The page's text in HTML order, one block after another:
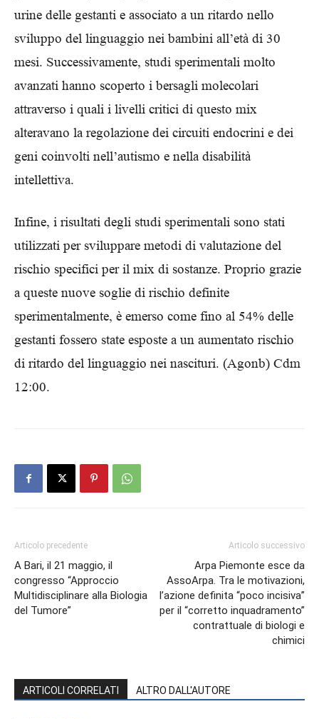
urine delle gestanti e associato a un ritardo nello
sviluppo del linguaggio nei bambini all’età di 30
mesi. Successivamente, studi sperimentali molto
avanzati hanno scoperto i bersagli molecolari
attraverso i quali i livelli critici di questo mix
alteravano la regolazione dei circuiti endocrini e dei
geni coinvolti nell’autismo e nella disabilità
intellettiva.
Infine, i risultati degli studi sperimentali sono stati
utilizzati per sviluppare metodi di valutazione del
rischio specifici per il mix di sostanze. Proprio grazie
a queste nuove soglie di rischio definite
sperimentalmente, è emerso come fino al 54% delle
gestanti fossero state esposte a un aumentato rischio
di ritardo del linguaggio nei nascituri. (Agonb) Cdm
12:00.
Articolo precedente
A Bari, il 21 maggio, il
congresso “Approccio
Multidisciplinare alla Biologia
del Tumore”
Articolo successivo
Arpa Piemonte esce da
AssoArpa. Tra le motivazioni,
l’azione definita “poco incisiva”
per il “corretto inquadramento”
contrattuale di biologi e
chimici
ARTICOLI CORRELATI ALTRO DALL'AUTORE